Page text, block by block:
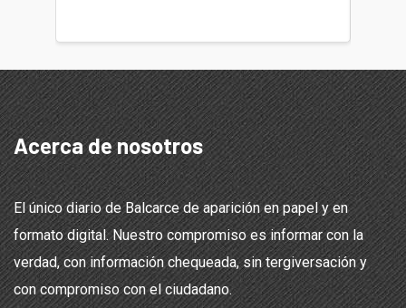
Acerca de nosotros
El único diario de Balcarce de aparición en papel y en
formato digital. Nuestro compromiso es informar con la
verdad, con información chequeada, sin tergiversación y
con compromiso con el ciudadano.